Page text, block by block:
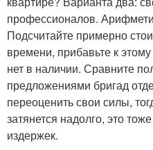
профессионалов.
Подсчитайте примерно
времени, прибавьте к
нет в наличии. Сравните
предложениями бригад
переоценить свои силы,
затянется надолго, это
издержек.